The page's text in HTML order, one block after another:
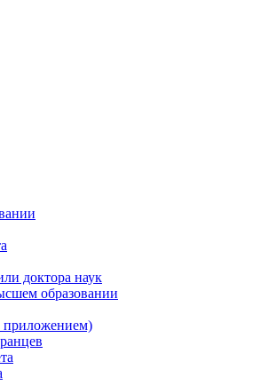
доктора наук
образовании